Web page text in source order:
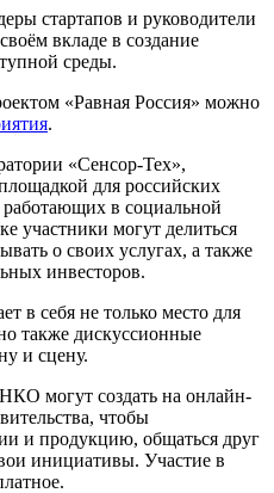
стартапов и руководители
вкладе в создание
среды.
«Равная Россия» можно
.
«Сенсор-Тех»,
для российских
в социальной
участники могут делиться
о своих услугах, а также
инвесторов.
в себя не только место для
также дискуссионные
и сцену.
могут создать на онлайн-
чтобы
и продукцию, общаться друг
инициативы. Участие в